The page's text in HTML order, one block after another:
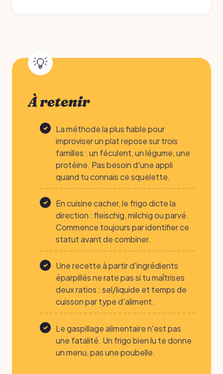
À retenir
La méthode la plus fiable pour
improviser un plat repose sur trois
familles : un féculent, un légume, une
protéine. Pas besoin d'une appli
quand tu connais ce squelette.
En cuisine cacher, le frigo dicte la
direction : fleischig, milchig ou parvé.
Commence toujours par identifier ce
statut avant de combiner.
Une recette à partir d'ingrédients
éparpillés ne rate pas si tu maîtrises
deux ratios : sel/liquide et temps de
cuisson par type d'aliment.
Le gaspillage alimentaire n'est pas
une fatalité. Un frigo bien lu te donne
un menu, pas une poubelle.